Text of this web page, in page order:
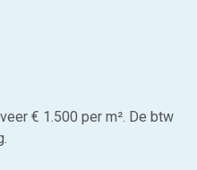
€ 1.500 per m². De btw